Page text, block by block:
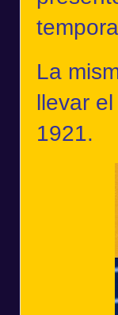
La
llevar
1921.